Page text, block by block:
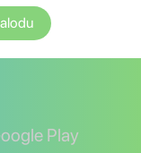
Play